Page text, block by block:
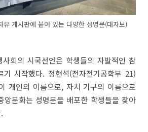
유 게시판에 붙어 있는 다양한 성명문(대자보)
회의 시국선언은 학생들의 자발적인 참
기 시작했다. 정현석(전자전기공학부 21)
개인의 이름으로, 자치 기구의 이름으로
앙문화는 성명문을 배포한 학생들을 찾아